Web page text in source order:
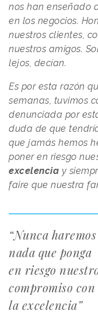
nos han enseñado
en los negocios.
nuestros clientes,
nuestros amigos.
lejos, decían.
Es por esta razón
semanas, tuvimos
denunciada por
duda de que
que jamás hemos
poner en riesgo
excelencia y
faire que nuestra
“Nunca haremos
nada que ponga
en riesgo
compromiso con
la excelencia”